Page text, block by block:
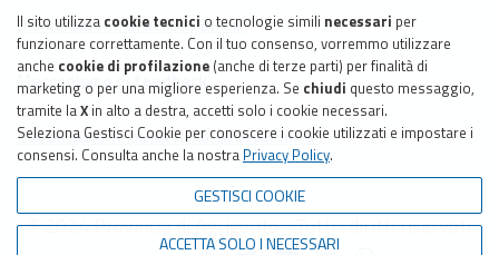
Il sito utilizza cookie tecnici o tecnologie simili necessari per
funzionare correttamente. Con il tuo consenso, vorremmo utilizzare
anche cookie di profilazione (anche di terze parti) per finalità di
marketing o per una migliore esperienza. Se chiudi questo messaggio,
tramite laX in alto a destra, accetti solo i cookie necessari.
Seleziona Gestisci Cookie per conoscere i cookie utilizzati e impostare i
consensi. Consulta anche la nostra Privacy Policy.
GESTISCI COOKIE
ACCETTA SOLO I NECESSARI
Dichiarazione di accessibilita'
Meccanismo di feedback
Pubblicazione obiettivi di accessibilita'
© 2024 Provincia di Agrigento - Tutti i diritti riservati